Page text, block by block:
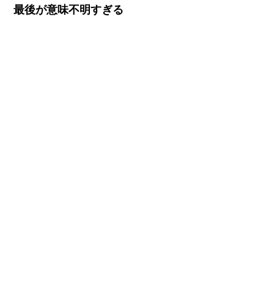
最後が意味不明すぎる